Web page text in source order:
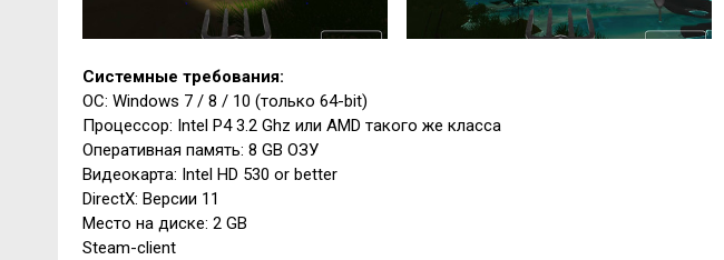
Системные требования:
ОС: Windows 7 / 8 / 10 (только 64-bit)
Процессор: Intel P4 3.2 Ghz или AMD такого же класса
Оперативная память: 8 GB ОЗУ
Видеокарта: Intel HD 530 or better
DirectX: Версии 11
Место на диске: 2 GB
Steam-client